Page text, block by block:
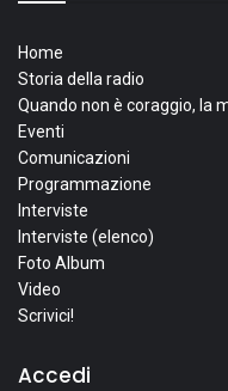
Home
Storia della radio
Quando non è coraggio, la
Eventi
Comunicazioni
Programmazione
Interviste
Interviste (elenco)
Foto Album
Video
Scrivici!
Accedi